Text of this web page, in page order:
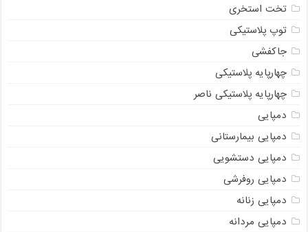
تخت استخری
توپ پلاستیکی
جاکفشی
چهارپایه پلاستیکی
چهارپایه پلاستیکی ناصر
دمپایی
دمپایی بیمارستانی
دمپایی دستشویی
دمپایی روفرشی
دمپایی زنانه
دمپایی مردانه